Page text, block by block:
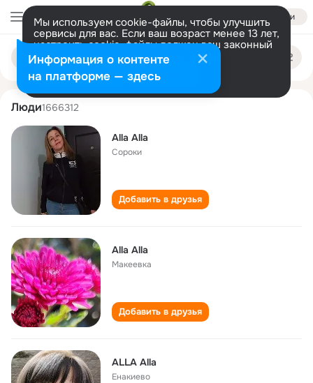
Войти
Мы используем cookie-файлы, чтобы улучшить
сервисы для вас. Если ваш возраст менее 13 лет,
настроить cookie-файлы должен ваш законный
представитель. Больше информации
Разрешить все Настроить
Поиск
людям
alla alla
Люди1666312
Alla Alla
Сороки
Добавить в друзья
Alla Alla
Макеевка
Добавить в друзья
ALLA Alla
Енакиево
Информация о контенте
на платформе — здесь